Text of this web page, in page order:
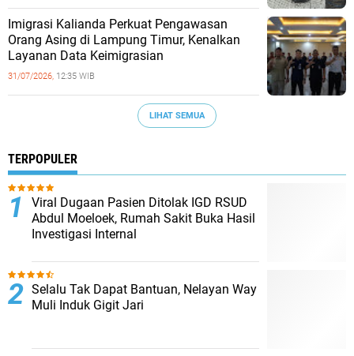
Imigrasi Kalianda Perkuat Pengawasan
Orang Asing di Lampung Timur, Kenalkan
Layanan Data Keimigrasian
31/07/2026, 12:35 WIB
LIHAT SEMUA
TERPOPULER
Viral Dugaan Pasien Ditolak IGD RSUD
Abdul Moeloek, Rumah Sakit Buka Hasil
Investigasi Internal
Selalu Tak Dapat Bantuan, Nelayan Way
Muli Induk Gigit Jari